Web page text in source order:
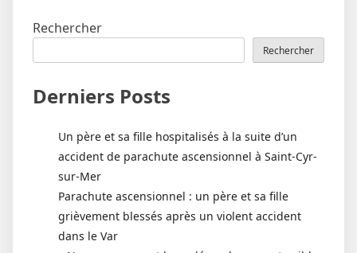
Rechercher
Rechercher
Derniers Posts
Un père et sa fille hospitalisés à la suite d’un
accident de parachute ascensionnel à Saint-Cyr-
sur-Mer
Parachute ascensionnel : un père et sa fille
grièvement blessés après un violent accident
dans le Var